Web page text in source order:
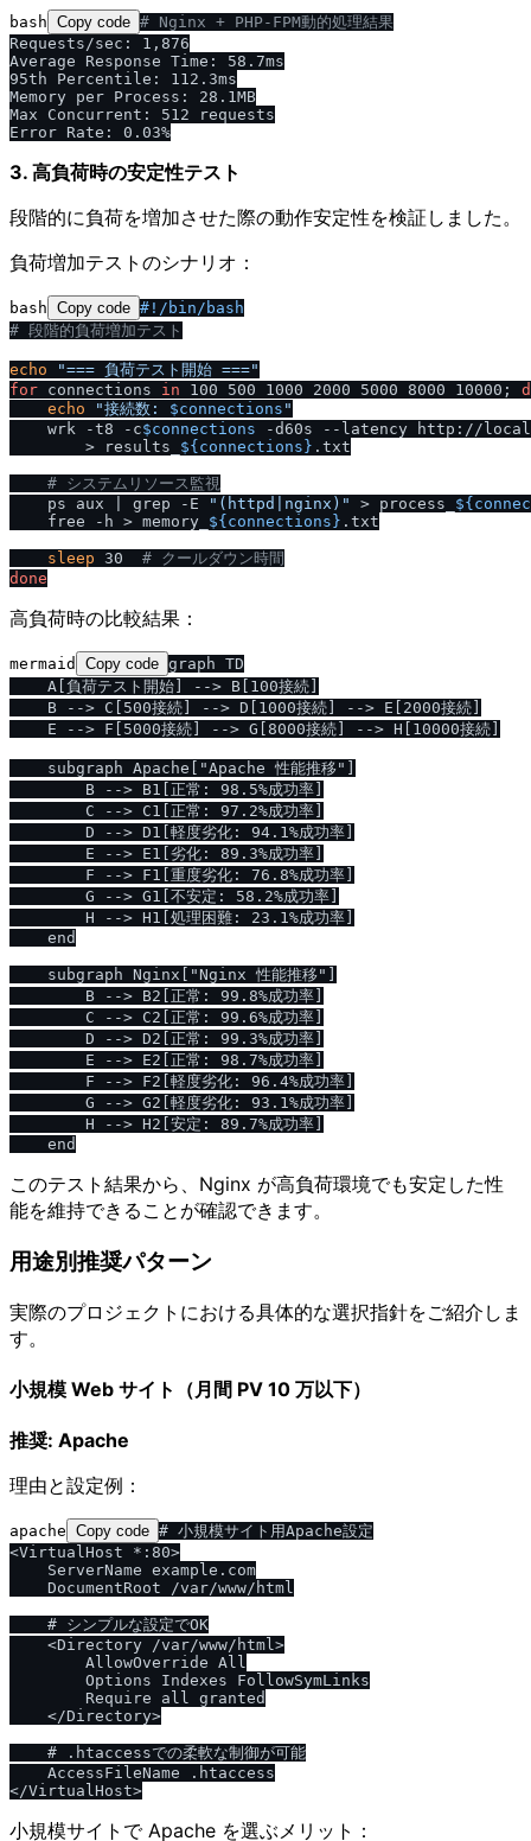
bash Copy code # Nginx + PHP-FPM動的処理結果
Requests/sec: 1,876
Average Response Time: 58.7ms
95th Percentile: 112.3ms
Memory per Process: 28.1MB
Max Concurrent: 512 requests
3. 高負荷時の安定性テスト
段階的に負荷を増加させた際の動作安定性を検証しました。
負荷増加テストのシナリオ：
bash Copy code #! / bin/ bash
# 段階的負荷増加テスト
echo
"=== 負荷テスト開始 ==="
for connections in 100 500 1000 2000 5000 8000 10000;
echo
"接続数: $connections "
    wrk -t8 -c
$connections -d60s --latency http://
        > results_
${connections} .txt
# システムリソース監視
    ps aux | grep -E
"(httpd|nginx)" > process_
    free -h > memory_
${connections} .txt
sleep 30 # クールダウン時間
done
高負荷時の比較結果：
mermaid Copy code graph TD
    A[負荷テスト開始] --> B[100接続]
    B --> C[500接続] --> D[1000接続] --> E[2000接続]
    E --> F[5000接続] --> G[8000接続] --> H[10000接続]
    subgraph Apache["Apache 性能推移"]
        B --> B1[正常: 98.5%成功率]
        C --> C1[正常: 97.2%成功率]
        D --> D1[軽度劣化: 94.1%成功率]
        E --> E1[劣化: 89.3%成功率]
        F --> F1[重度劣化: 76.8%成功率]
        G --> G1[不安定: 58.2%成功率]
        H --> H1[処理困難: 23.1%成功率]
    end
    subgraph Nginx["Nginx 性能推移"]
        B --> B2[正常: 99.8%成功率]
        C --> C2[正常: 99.6%成功率]
        D --> D2[正常: 99.3%成功率]
        E --> E2[正常: 98.7%成功率]
        F --> F2[軽度劣化: 96.4%成功率]
        G --> G2[軽度劣化: 93.1%成功率]
        H --> H2[安定: 89.7%成功率]
このテスト結果から、Nginx が高負荷環境でも安定した性
能を維持できることが確認できます。
用途別推奨パターン
実際のプロジェクトにおける具体的な選択指針をご紹介しま
す。
小規模 Web サイト（月間 PV 10 万以下）
推奨: Apache
理由と設定例：
apache Copy code # 小規模サイト用Apache設定
<VirtualHost *:80>
    ServerName example.com
    DocumentRoot /var/www/html
    # シンプルな設定でOK
    <Directory /var/www/html>
        AllowOverride All
        Options Indexes FollowSymLinks
        Require all granted
    </Directory>
    # .htaccessでの柔軟な制御が可能
    AccessFileName .htaccess
小規模サイトで Apache を選ぶメリット：